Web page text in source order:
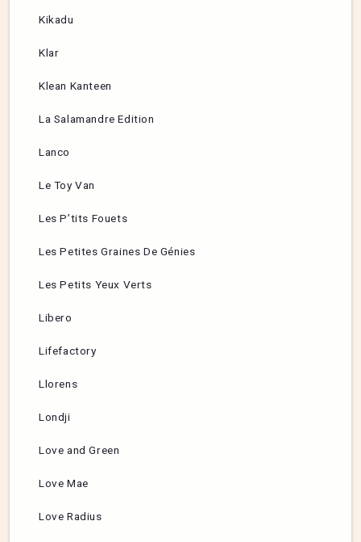
Kikadu
Klar
Klean Kanteen
La Salamandre Edition
Lanco
Le Toy Van
Les P’tits Fouets
Les Petites Graines De Génies
Les Petits Yeux Verts
Libero
Lifefactory
Llorens
Londji
Love and Green
Love Mae
Love Radius